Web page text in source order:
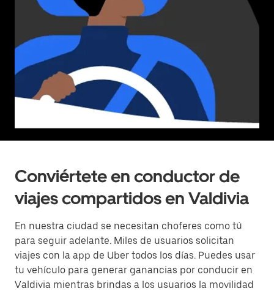
Conviértete en conductor de
viajes compartidos en Valdivia
En nuestra ciudad se necesitan choferes como tú
para seguir adelante. Miles de usuarios solicitan
viajes con la app de Uber todos los días. Puedes usar
tu vehículo para generar ganancias por conducir en
Valdivia mientras brindas a los usuarios la movilidad